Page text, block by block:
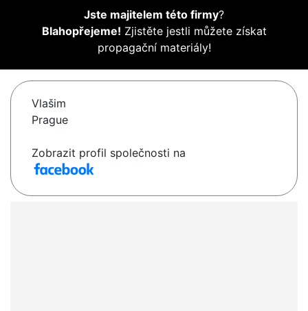
Jste majitelem této firmy?
Blahopřejeme! Zjistěte jestli můžete získat
propagační materiály!
Vlašim
Prague
Zobrazit profil společnosti na